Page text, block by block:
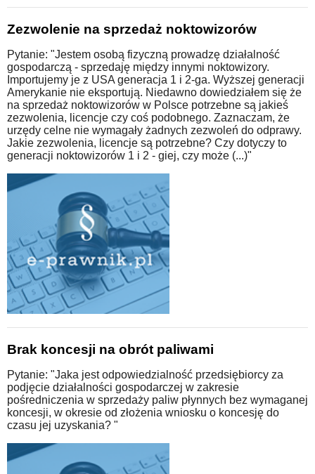
Zezwolenie na sprzedaż noktowizorów
Pytanie: "Jestem osobą fizyczną prowadzę działalność
gospodarczą - sprzedaję między innymi noktowizory.
Importujemy je z USA generacja 1 i 2-ga. Wyższej generacji
Amerykanie nie eksportują. Niedawno dowiedziałem się że
na sprzedaż noktowizorów w Polsce potrzebne są jakieś
zezwolenia, licencje czy coś podobnego. Zaznaczam, że
urzędy celne nie wymagały żadnych zezwoleń do odprawy.
Jakie zezwolenia, licencje są potrzebne? Czy dotyczy to
generacji noktowizorów 1 i 2 - giej, czy może (...)"
Brak koncesji na obrót paliwami
Pytanie: "Jaka jest odpowiedzialność przedsiębiorcy za
podjęcie działalności gospodarczej w zakresie
pośredniczenia w sprzedaży paliw płynnych bez wymaganej
koncesji, w okresie od złożenia wniosku o koncesję do
czasu jej uzyskania? "